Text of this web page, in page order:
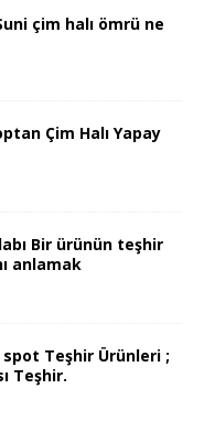
çim halı ömrü ne
Çim Halı Yapay
Bir ürünün teşhir
anlamak
Teşhir Ürünleri ;
Teşhir.